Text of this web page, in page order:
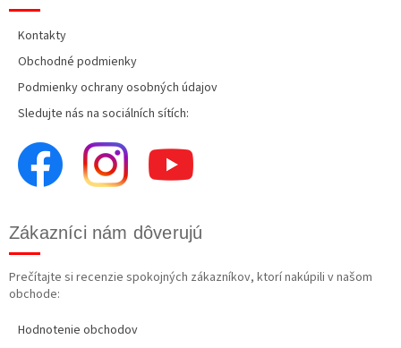
Kontakty
Obchodné podmienky
Podmienky ochrany osobných údajov
Sledujte nás na sociálních sítích:
Zákazníci nám dôverujú
Prečítajte si recenzie spokojných zákazníkov, ktorí nakúpili v našom
obchode:
Hodnotenie obchodov